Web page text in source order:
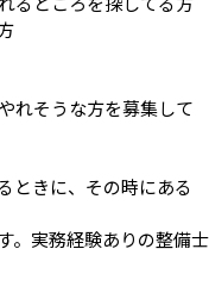
れそうな方を募集して
ときに、その時にある
。実務経験ありの整備士